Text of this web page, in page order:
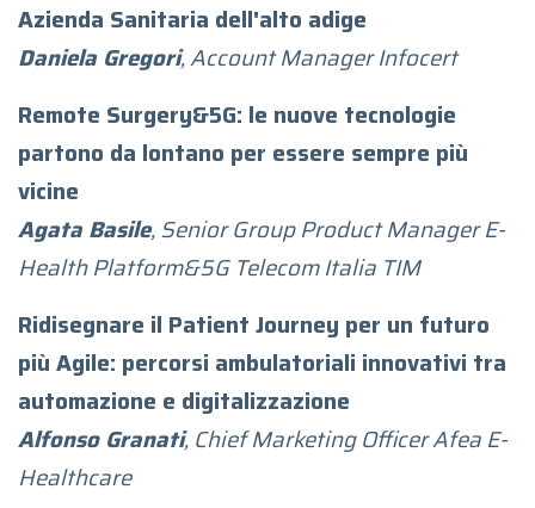
Azienda Sanitaria dell'alto adige
Daniela Gregori, Account Manager Infocert
Remote Surgery&5G: le nuove tecnologie
partono da lontano per essere sempre più
vicine
Agata Basile, Senior Group Product Manager E-
Health Platform&5G Telecom Italia TIM
Ridisegnare il Patient Journey per un futuro
più Agile: percorsi ambulatoriali innovativi tra
automazione e digitalizzazione
Alfonso Granati, Chief Marketing Officer Afea E-
Healthcare